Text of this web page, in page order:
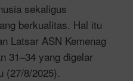
sekaligus
berkualitas. Hal itu
Latsar ASN Kemenag
31–34 yang digelar
(27/8/2025).